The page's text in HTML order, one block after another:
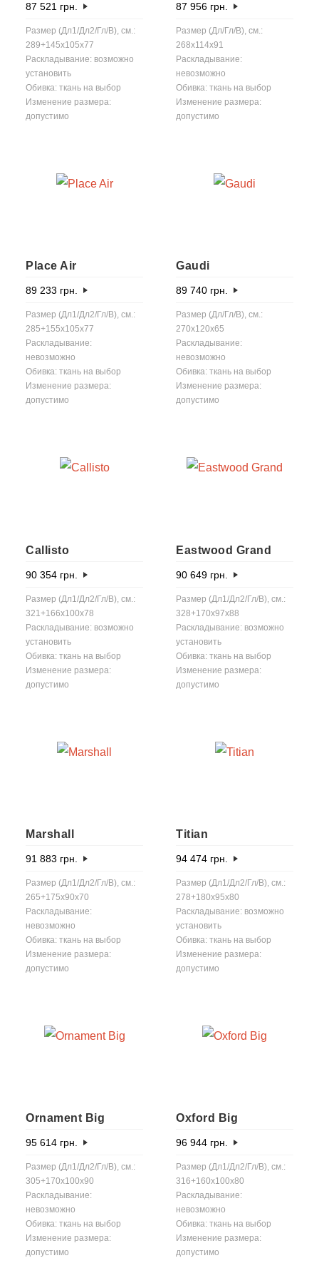
87 521 грн.
Размер (Дл1/Дл2/Гл/В), см.:
289+145x105x77
Раскладывание: возможно
установить
Обивка: ткань на выбор
Изменение размера:
допустимо
87 956 грн.
Размер (Дл/Гл/В), см.:
268x114x91
Раскладывание:
невозможно
Обивка: ткань на выбор
Изменение размера:
допустимо
Place Air
89 233 грн.
Размер (Дл1/Дл2/Гл/В), см.:
285+155x105x77
Раскладывание:
невозможно
Обивка: ткань на выбор
Изменение размера:
допустимо
Gaudi
89 740 грн.
Размер (Дл/Гл/В), см.:
270x120x65
Раскладывание:
невозможно
Обивка: ткань на выбор
Изменение размера:
допустимо
Callisto
90 354 грн.
Размер (Дл1/Дл2/Гл/В), см.:
321+166x100x78
Раскладывание: возможно
установить
Обивка: ткань на выбор
Изменение размера:
допустимо
Eastwood Grand
90 649 грн.
Размер (Дл1/Дл2/Гл/В), см.:
328+170x97x88
Раскладывание: возможно
установить
Обивка: ткань на выбор
Изменение размера:
допустимо
Marshall
91 883 грн.
Размер (Дл1/Дл2/Гл/В), см.:
265+175x90x70
Раскладывание:
невозможно
Обивка: ткань на выбор
Изменение размера:
допустимо
Titian
94 474 грн.
Размер (Дл1/Дл2/Гл/В), см.:
278+180x95x80
Раскладывание: возможно
установить
Обивка: ткань на выбор
Изменение размера:
допустимо
Ornament Big
95 614 грн.
Размер (Дл1/Дл2/Гл/В), см.:
305+170x100x90
Раскладывание:
невозможно
Обивка: ткань на выбор
Изменение размера:
допустимо
Oxford Big
96 944 грн.
Размер (Дл1/Дл2/Гл/В), см.:
316+160x100x80
Раскладывание:
невозможно
Обивка: ткань на выбор
Изменение размера:
допустимо